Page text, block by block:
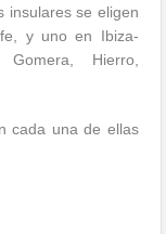
insulares se eligen
y uno en Ibiza-
Gomera, Hierro,
cada una de ellas